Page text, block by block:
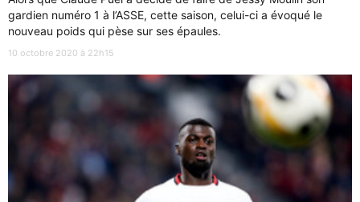
gardien numéro 1 à l’ASSE, cette saison, celui-ci a évoqué le
nouveau poids qui pèse sur ses épaules.
10 octobre 2020 à 22h15